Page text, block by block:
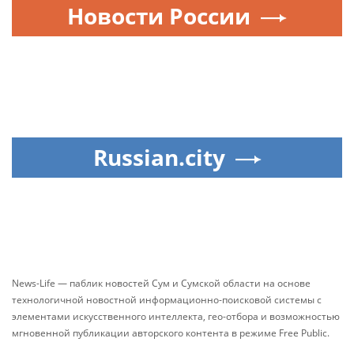
Новости России
Russian.city
News-Life — паблик новостей Сум и Сумской области на основе
технологичной новостной информационно-поисковой системы с
элементами искусственного интеллекта, гео-отбора и возможностью
мгновенной публикации авторского контента в режиме Free Public.